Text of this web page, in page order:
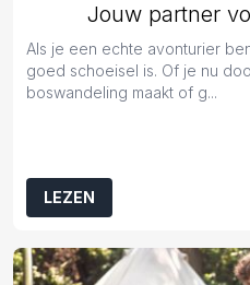
Jouw partner
Als je een echte avonturier
goed schoeisel is. Of je nu
boswandeling maakt of g...
LEZEN